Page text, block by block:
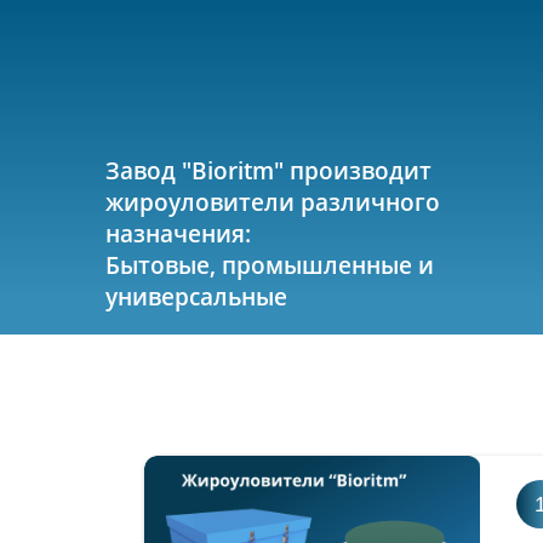
Завод "Bioritm" производит
жироуловители различного
назначения:
Бытовые, промышленные и
универсальные